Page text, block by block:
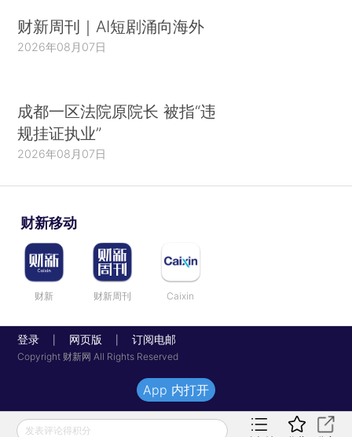
财新周刊｜AI短剧涌向海外
2026年08月07日
成都一区法院原院长 被指“违
规挂证执业”
2026年08月07日
财新移动
财新 财新周刊 Caixin
登录 网页版 订阅电邮
Copyright 财新网 All Rights Reserved
发表评论得积分
App 内打开